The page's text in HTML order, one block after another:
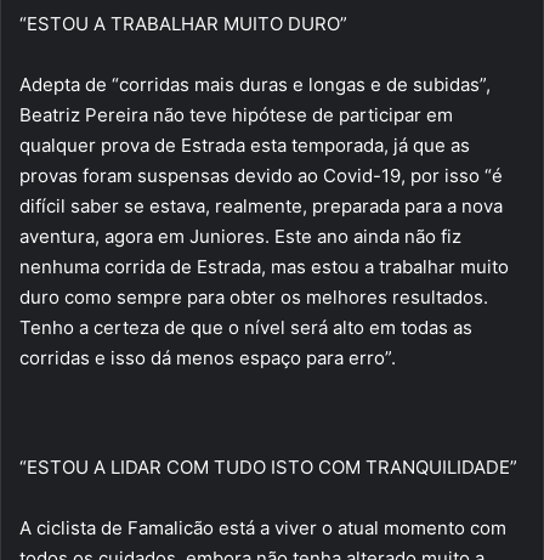
“ESTOU A TRABALHAR MUITO DURO”
Adepta de “corridas mais duras e longas e de subidas”,
Beatriz Pereira não teve hipótese de participar em
qualquer prova de Estrada esta temporada, já que as
provas foram suspensas devido ao Covid-19, por isso “é
difícil saber se estava, realmente, preparada para a nova
aventura, agora em Juniores. Este ano ainda não fiz
nenhuma corrida de Estrada, mas estou a trabalhar muito
duro como sempre para obter os melhores resultados.
Tenho a certeza de que o nível será alto em todas as
corridas e isso dá menos espaço para erro”.
“ESTOU A LIDAR COM TUDO ISTO COM TRANQUILIDADE”
A ciclista de Famalicão está a viver o atual momento com